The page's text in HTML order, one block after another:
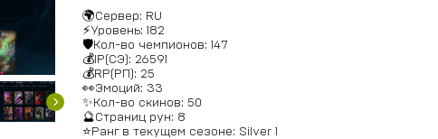
🌍Сервер: RU
⚡Уровень: 182
🛡Кол-во чемпионов: 147
💰IP(СЭ): 26591
💰RP(РП): 25
👀Эмоций: 33
✨Кол-во скинов: 50
🔮Страниц рун: 8
⭐️Ранг в текущем сезоне: Silver 1